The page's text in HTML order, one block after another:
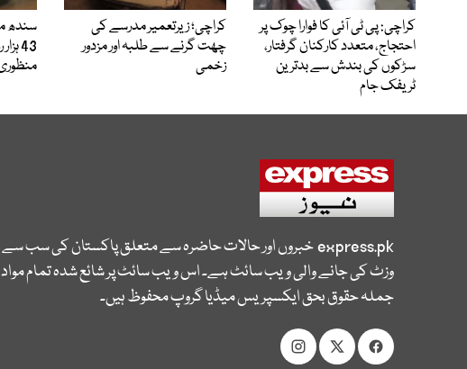
کراچی: پی ٹی آئی کا فوارا چوک پر
احتجاج، متعدد کارکنان گرفتار،
سڑکوں کی بندش سے بدترین
ٹریفک جام
کراچی؛ زیرتعمیر مدرسے کی
چھت گرنے سے طلبہ اور مزدور
زخمی
سندھ
43
express.pkخبروں اور حالات حاضرہ سے متعلق پاکستان کی سب سے
وزٹ کی جانے والی ویب سائٹ ہے۔ اس ویب سائٹ پر شائع شدہ تمام
جملہ حقوق بحق ایکسپریس میڈیا گروپ محفوظ ہیں۔